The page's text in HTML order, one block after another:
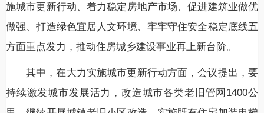
施城市更新行动、着力稳定房地产市场、促进建筑业做优
做强、打造绿色宜居人文环境、牢牢守住安全稳定底线五
方面重点发力，推动住房城乡建设事业再上新台阶。
其中，在大力实施城市更新行动方面，会议提出，要
持续激发城市发展活力，改造城市各类老旧管网1400公